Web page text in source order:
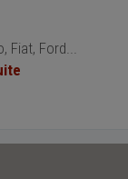
Fiat, Ford...